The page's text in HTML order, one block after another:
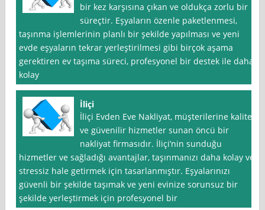
bir kez karşısına çıkan ve oldukça zorlu bir
süreçtir. Eşyaların özenle paketlenmesi,
taşınma işlemlerinin planlı bir şekilde yapılması ve yeni
evde eşyaların tekrar yerleştirilmesi gibi birçok aşama
gerektiren ev taşıma süreci, profesyonel bir destek ile daha
kolay
İliçi
İliçi Evden Eve Nakliyat, müşterilerine kaliteli
ve güvenilir hizmetler sunan öncü bir
nakliyat firmasıdır. İliçi’nin sunduğu
hizmetler ve sağladığı avantajlar, taşınmanızı daha kolay ve
stressiz hale getirmek için tasarlanmıştır. Eşyalarınızı
güvenli bir şekilde taşımak ve yeni evinize sorunsuz bir
şekilde yerleştirmek için profesyonel bir